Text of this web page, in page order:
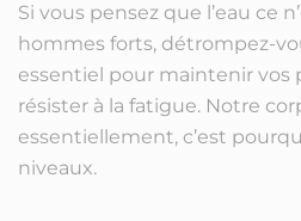
Si vous pensez que l’eau ce
hommes forts, détrompez-
essentiel pour maintenir vos
résister à la fatigue. Notre
essentiellement, c’est
niveaux.